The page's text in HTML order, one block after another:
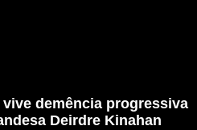
demência progressiva
Deirdre Kinahan